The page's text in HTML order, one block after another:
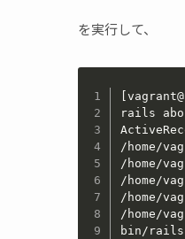
を実行して、
rails
/home/
/home/
/home/
/home/
/home/
bin/